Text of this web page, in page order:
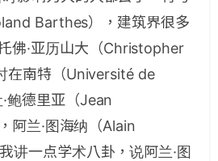
Barthes），建筑界很多
佛·亚历山大（Christopher
在南特（Université de
鲍德里亚（Jean
阿兰·图海纳（Alain
讲一点学术八卦，说阿兰·图